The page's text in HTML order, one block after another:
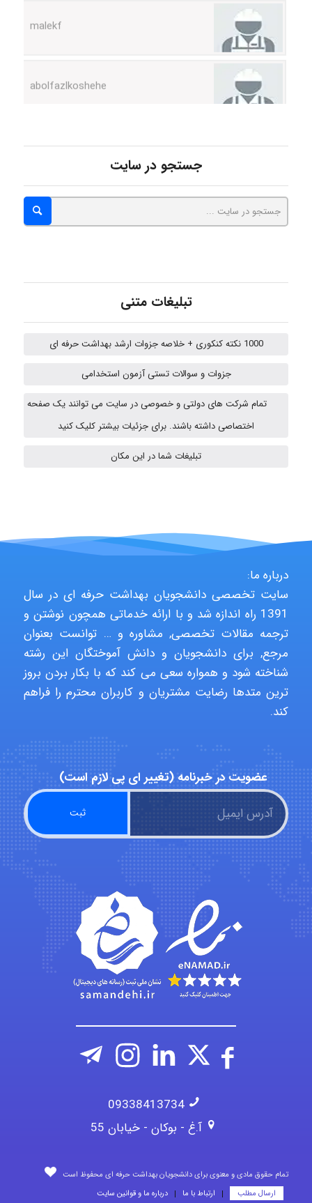
fatima
Jafar Tym
aghajari vahid
HaddadiMahsa
malekf
abolfazlkoshehe
A.balandeh
fatima
Jafar Tym
aghajari vahid
جستجو در سایت
تبلیغات متنی
1000 نکته کنکوری + خلاصه جزوات ارشد بهداشت حرفه ای
جزوات و سوالات تستی آزمون استخدامی
تمام شرکت های دولتی و خصوصی در سایت می توانند یک صفحه
اختصاصی داشته باشند. برای جزئیات بیشتر کلیک کنید
تبلیغات شما در این مکان
درباره ما:
سایت تخصصی دانشجویان بهداشت حرفه ای در سال
1391 راه اندازه شد و با ارائه خدماتی همچون نوشتن و
ترجمه مقالات تخصصی, مشاوره و … توانست بعنوان
مرجع, برای دانشجویان و دانش آموختگان این رشته
شناخته شود و همواره سعی می کند که با بکار بردن بروز
ترین متدها رضایت مشتریان و کاربران محترم را فراهم
کند.
عضویت در خبرنامه (تغییر ای پی لازم است)
09338413734
آ.غ - بوکان - خیابان 55
تمام حقوق مادی و معنوی برای دانشجویان بهداشت حرفه ای محفوظ است
ارسال مطلب
ارتباط با ما درباره ما و قوانین سایت